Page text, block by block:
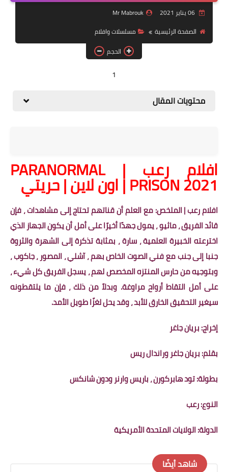
العاب
وظائف خالية
06 يناير 2021
Mr Mabrouk
الصفحة الرئيسية
مسلسلات وافلام
الحجم
1
محتويات المقال
افلام رعب | PARANORMAL
PRISON 2021 | اون لاين | حريتي
افلام رعب | الملخص: مع العلم أن قناتهم تحتاج إلى مشاهدات ، فإن
قائد الفريق ، ماثيو ، يمول جهدًا أخيرًا على أمل أن يكون الجهاز الذي
اخترعته الخبيرة العلمية ، سارة ، بمثابة تذكرة إلى الشهرة والثروة
جنبا إلى جنب مع فني الصوت الخاص بهم ، آشلي ، المصور ، جاكوب ،
وبتوجيه من حارس المنتزه المخصص لهم ، يسجل الفريق كل شيء ،
على أمل التقاط أرواح مراوغة. وبدلاً من ذلك ، فإن ما يلتقطونه
سيغير التحقيق الخارق للأبد ، وقد يحل لغزًا طويل الأمد.
إخراج: بريان جاغر
بقلم: بريان جاغر وراندال ريس
بطولة: تود هابركورن ، باريس وارنر ودون شانكس
النوع: رعب
الدولة: الولايات المتحدة الأمريكية
شاهد أيضًا